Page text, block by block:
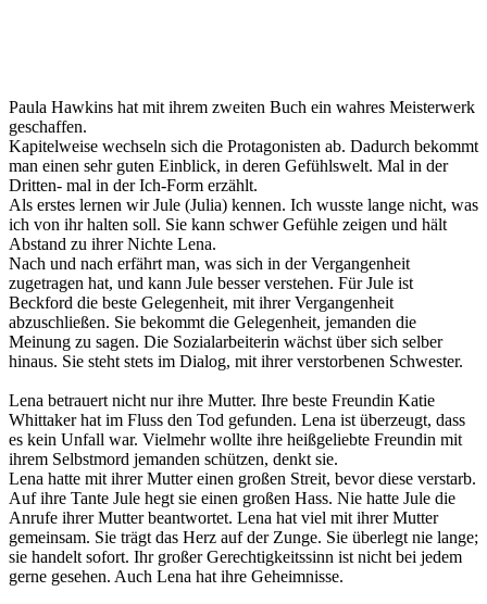
Paula Hawkins hat mit ihrem zweiten Buch ein wahres Meisterwerk
geschaffen.
Kapitelweise wechseln sich die Protagonisten ab. Dadurch bekommt
man einen sehr guten Einblick, in deren Gefühlswelt. Mal in der
Dritten- mal in der Ich-Form erzählt.
Als erstes lernen wir Jule (Julia) kennen. Ich wusste lange nicht, was
ich von ihr halten soll. Sie kann schwer Gefühle zeigen und hält
Abstand zu ihrer Nichte Lena.
Nach und nach erfährt man, was sich in der Vergangenheit
zugetragen hat, und kann Jule besser verstehen. Für Jule ist
Beckford die beste Gelegenheit, mit ihrer Vergangenheit
abzuschließen. Sie bekommt die Gelegenheit, jemanden die
Meinung zu sagen. Die Sozialarbeiterin wächst über sich selber
hinaus. Sie steht stets im Dialog, mit ihrer verstorbenen Schwester.
Lena betrauert nicht nur ihre Mutter. Ihre beste Freundin Katie
Whittaker hat im Fluss den Tod gefunden. Lena ist überzeugt, dass
es kein Unfall war. Vielmehr wollte ihre heißgeliebte Freundin mit
ihrem Selbstmord jemanden schützen, denkt sie.
Lena hatte mit ihrer Mutter einen großen Streit, bevor diese verstarb.
Auf ihre Tante Jule hegt sie einen großen Hass. Nie hatte Jule die
Anrufe ihrer Mutter beantwortet. Lena hat viel mit ihrer Mutter
gemeinsam. Sie trägt das Herz auf der Zunge. Sie überlegt nie lange;
sie handelt sofort. Ihr großer Gerechtigkeitssinn ist nicht bei jedem
gerne gesehen. Auch Lena hat ihre Geheimnisse.